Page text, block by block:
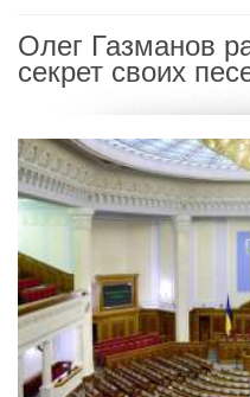
Олег Газманов
секрет своих